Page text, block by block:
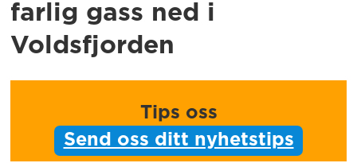
farlig gass ned i
Voldsfjorden
Tips oss
Send oss ditt nyhetstips